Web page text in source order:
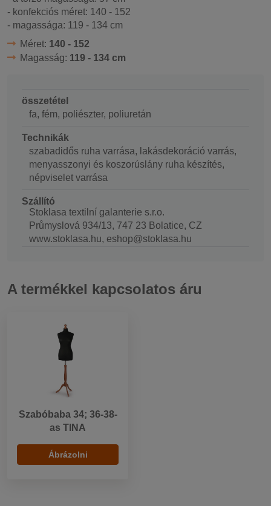
- konfekciós méret: 140 - 152
- magassága: 119 - 134 cm
Méret: 140 - 152
Magasság: 119 - 134 cm
összetétel
fa, fém, poliészter, poliuretán
Technikák
szabadidős ruha varrása, lakásdekoráció varrás,
menyasszonyi és koszorúslány ruha készítés,
népviselet varrása
Szállító
Stoklasa textilní galanterie s.r.o.
Průmyslová 934/13, 747 23 Bolatice, CZ
www.stoklasa.hu, eshop@stoklasa.hu
A termékkel kapcsolatos áru
Szabóbaba 34; 36-38-
as TINA
Ábrázolni